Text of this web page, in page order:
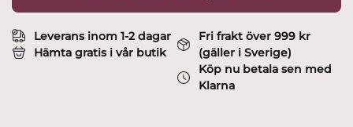
Leverans inom 1-2 dagar
Hämta gratis i vår butik
Fri frakt över 999 kr
(gäller i Sverige)
Köp nu betala sen med
Klarna